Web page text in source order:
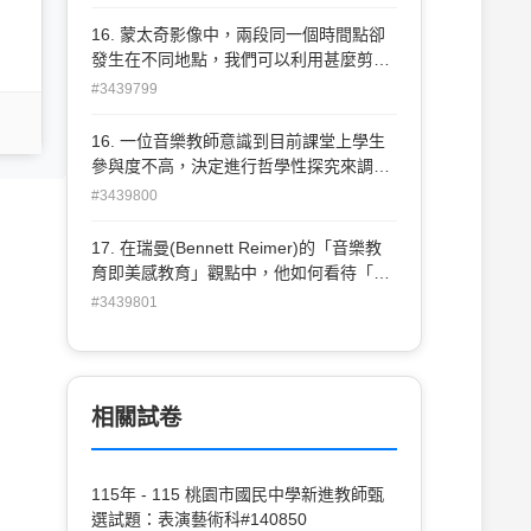
16. 蒙太奇影像中，兩段同一個時間點卻
發生在不同地點，我們可以利用甚麼剪接
手法將之表現？ (A) 平行剪接 (B) 順序剪
#3439799
16. 一位音樂教師意識到目前課堂上學生
參與度不高，決定進行哲學性探究來調整
教學策略。以下哪一種做法最符合 音樂教
試次數以提升成績表現。 (B)搜集他校教
案並直接套用於課堂上。 (C)分析學生對
#3439800
17. 在瑞曼(Bennett Reimer)的「音樂教
育即美感教育」觀點中，他如何看待「藝
術作品的審美經驗」在音樂教育中的 角
應該重視技能訓練。 (B)審美經驗應該是
為了建立學生對音樂技術的理解和應用。
學生的感知能力及情感反應的發展。 (D)
審美經驗主要是讓學生了解不同音樂作品
#3439801
相關試卷
115年 - 115 桃園市國民中學新進教師甄
選試題：表演藝術科#140850